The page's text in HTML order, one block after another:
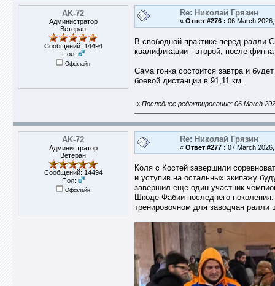
AK-72
Администратор
Ветеран
Сообщений: 14494
Пол:
Оффлайн
Re: Николай Грязин
« Ответ #276 : 06 March
В свободной практике перед ралли
квалификации - второй, после
Сама гонка состоится завтра и
боевой дистанции в 91,11 км.
« Последнее редактирование: 06 March
AK-72
Администратор
Ветеран
Сообщений: 14494
Пол:
Оффлайн
Re: Николай Грязин
« Ответ #277 : 07 March
Коля с Костей завершили
и уступив на остальных экипажу
завершил еще один участник
Шкоде Фабии последнего
тренировочном для заводчан ралли